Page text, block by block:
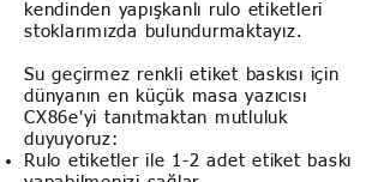
kendinden yapışkanlı rulo etiketleri
stoklarımızda bulundurmaktayız.
Su geçirmez renkli etiket baskısı için
dünyanın en küçük masa yazıcısı
CX86e'yi tanıtmaktan mutluluk
duyuyoruz:
Rulo etiketler ile 1-2 adet etiket baskı